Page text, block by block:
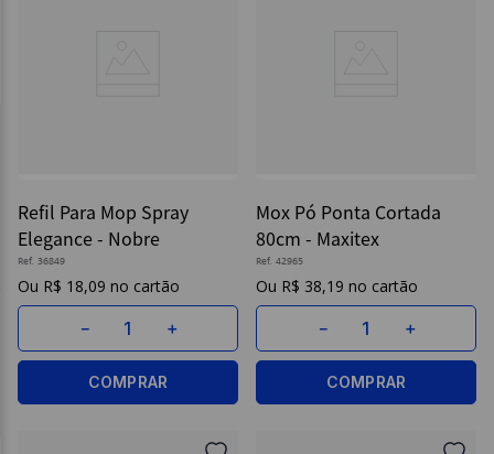
Refil Para Mop Spray
Elegance - Nobre
Ref. 36849
R$ 18,09
＋
－
COMPRAR
Mox Pó Ponta Cortada
80cm - Maxitex
Ref. 42965
R$ 38,19
＋
－
COMPRAR